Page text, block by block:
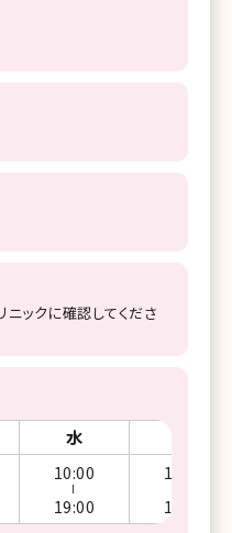
ックに確認してくださ
水
10:00
19:00
10:00
19:00